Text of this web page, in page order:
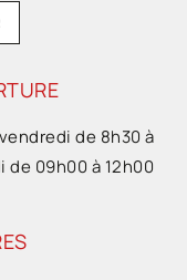
de 8h30 à
de 09h00 à 12h00